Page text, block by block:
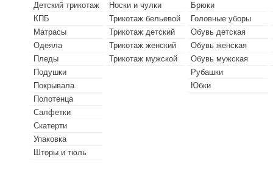
Детский трикотаж
КПБ
Матрасы
Одеяла
Пледы
Подушки
Покрывала
Полотенца
Салфетки
Скатерти
Упаковка
Шторы и тюль
Носки и чулки
Трикотаж бельевой
Трикотаж детский
Трикотаж женский
Трикотаж мужской
Брюки
Головные уборы
Обувь детская
Обувь женская
Обувь мужская
Рубашки
Юбки